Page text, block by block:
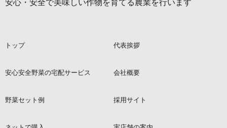
トップ 代表挨拶
安心安全野菜の宅配サービス 会社概要
野菜セット例 採用サイト